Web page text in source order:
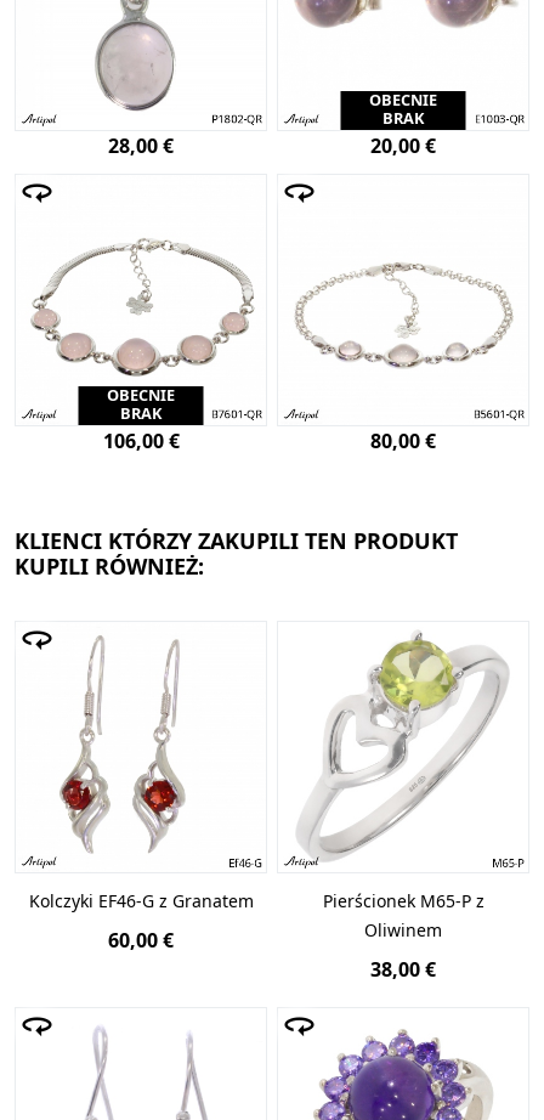
28,00 €
OBECNIE
BRAK
20,00 €
OBECNIE
BRAK
106,00 € 80,00 €
KLIENCI KTÓRZY ZAKUPILI TEN PRODUKT
KUPILI RÓWNIEŻ:
Kolczyki EF46-G z Granatem
60,00 €
Pierścionek M65-P z
Oliwinem
38,00 €